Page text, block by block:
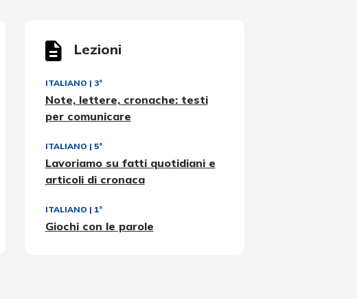
Lezioni
ITALIANO | 3ª
Note, lettere, cronache: testi
per comunicare
ITALIANO | 5ª
Lavoriamo su fatti quotidiani e
articoli di cronaca
ITALIANO | 1ª
Giochi con le parole